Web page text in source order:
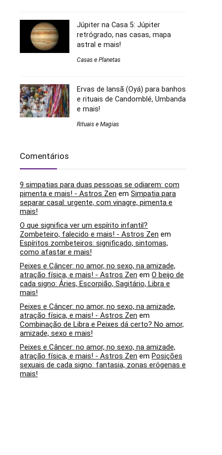
Júpiter na Casa 5: Júpiter
retrógrado, nas casas, mapa
astral e mais!
Casas e Planetas
Ervas de Iansã (Oyá) para banhos
e rituais de Candomblé, Umbanda
e mais!
Rituais e Magias
Comentários
9 simpatias para duas pessoas se odiarem: com
pimenta e mais! - Astros Zen em Simpatia para
separar casal: urgente, com vinagre, pimenta e
mais!
O que significa ver um espírito infantil?
Zombeteiro, falecido e mais! - Astros Zen em
Espíritos zombeteiros: significado, sintomas,
como afastar e mais!
Peixes e Câncer: no amor, no sexo, na amizade,
atração física, e mais! - Astros Zen em O beijo de
cada signo: Áries, Escorpião, Sagitário, Libra e
mais!
Peixes e Câncer: no amor, no sexo, na amizade,
atração física, e mais! - Astros Zen em
Combinação de Libra e Peixes dá certo? No amor,
amizade, sexo e mais!
Peixes e Câncer: no amor, no sexo, na amizade,
atração física, e mais! - Astros Zen em Posições
sexuais de cada signo: fantasia, zonas erógenas e
mais!